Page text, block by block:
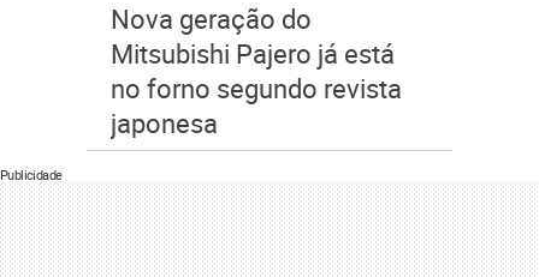
Nova geração do
Mitsubishi Pajero já está
no forno segundo revista
japonesa
Publicidade